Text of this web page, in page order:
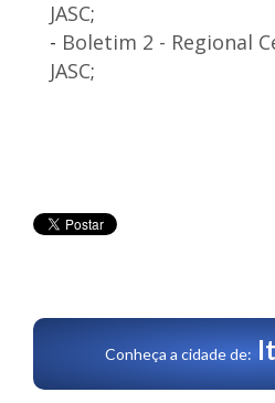
JASC;
- Boletim 2 - Regional
JASC;
Conheça a cidade de: